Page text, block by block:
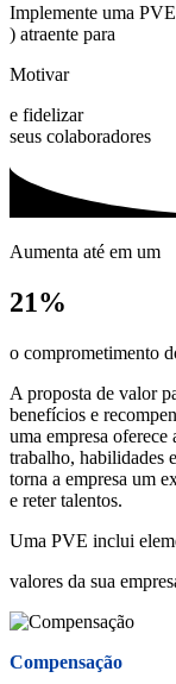
Implemente uma
) atraente para
Motivar
e fidelizar
seus colaboradores
Aumenta até em um
21%
o comprometimento
A proposta de valor
benefícios e
uma empresa oferece
trabalho, habilidades
torna a empresa um
e reter talentos.
Uma PVE inclui
valores da sua
Compensação